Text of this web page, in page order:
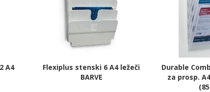
A4
Flexiplus stenski 6 A4 ležeči
BARVE
Durable
za prosp.